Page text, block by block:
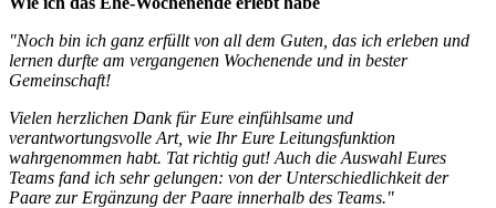
"Noch bin ich ganz erfüllt von all dem Guten, das ich erleben und
lernen durfte am vergangenen Wochenende und in bester
Gemeinschaft!
Vielen herzlichen Dank für Eure einfühlsame und
verantwortungsvolle Art, wie Ihr Eure Leitungsfunktion
wahrgenommen habt. Tat richtig gut! Auch die Auswahl Eures
Teams fand ich sehr gelungen: von der Unterschiedlichkeit der
Paare zur Ergänzung der Paare innerhalb des Teams."